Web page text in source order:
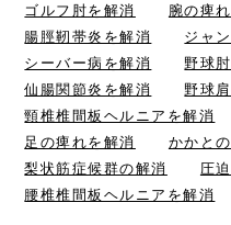
ゴルフ肘を解消
腕の痺
腸脛靭帯炎を解消
ジャ
シーバー病を解消
野球
仙腸関節炎を解消
野球
頸椎椎間板ヘルニアを解消
足の痺れを解消
かかと
梨状筋症候群の解消
圧
腰椎椎間板ヘルニアを解消